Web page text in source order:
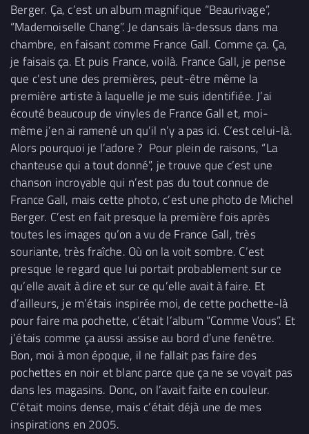
Berger. Ça, c’est un album magnifique “Beaurivage”,
“Mademoiselle Chang”. Je dansais là-dessus dans ma
chambre, en faisant comme France Gall. Comme ça. Ça,
je faisais ça. Et puis France, voilà. France Gall, je pense
que c’est une des premières, peut-être même la
première artiste à laquelle je me suis identifiée. J’ai
écouté beaucoup de vinyles de France Gall et, moi-
même j’en ai ramené un qu’il n’y a pas ici. C’est celui-là.
Alors pourquoi je l’adore ? Pour plein de raisons, “La
chanteuse qui a tout donné”, je trouve que c’est une
chanson incroyable qui n’est pas du tout connue de
France Gall, mais cette photo, c’est une photo de Michel
Berger. C’est en fait presque la première fois après
toutes les images qu’on a vu de France Gall, très
souriante, très fraîche. Où on la voit sombre. C’est
presque le regard que lui portait probablement sur ce
qu’elle avait à dire et sur ce qu’elle avait à faire. Et
d’ailleurs, je m’étais inspirée moi, de cette pochette-là
pour faire ma pochette, c’était l’album “Comme Vous”. Et
j’étais comme ça aussi assise au bord d’une fenêtre.
Bon, moi à mon époque, il ne fallait pas faire des
pochettes en noir et blanc parce que ça ne se voyait pas
dans les magasins. Donc, on l’avait faite en couleur.
C’était moins dense, mais c’était déjà une de mes
inspirations en 2005.